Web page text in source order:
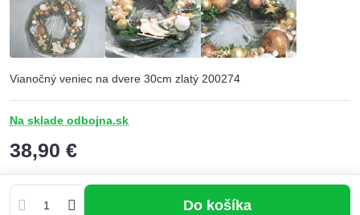
Vianočný veniec na dvere 30cm zlatý 200274
Na sklade odbojna.sk
38,90 €
Do košíka